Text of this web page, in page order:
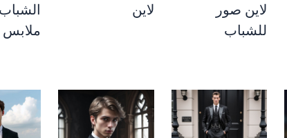
لاين صور
للشباب
لاين
ملابس